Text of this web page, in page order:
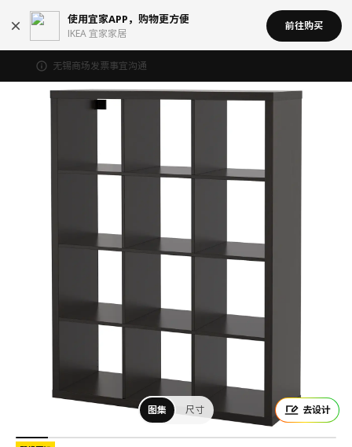
使用宜家APP，购物更方便
IKEA 宜家家居
前往购买
无锡商场发票事宜沟通
去设计
图集 尺寸